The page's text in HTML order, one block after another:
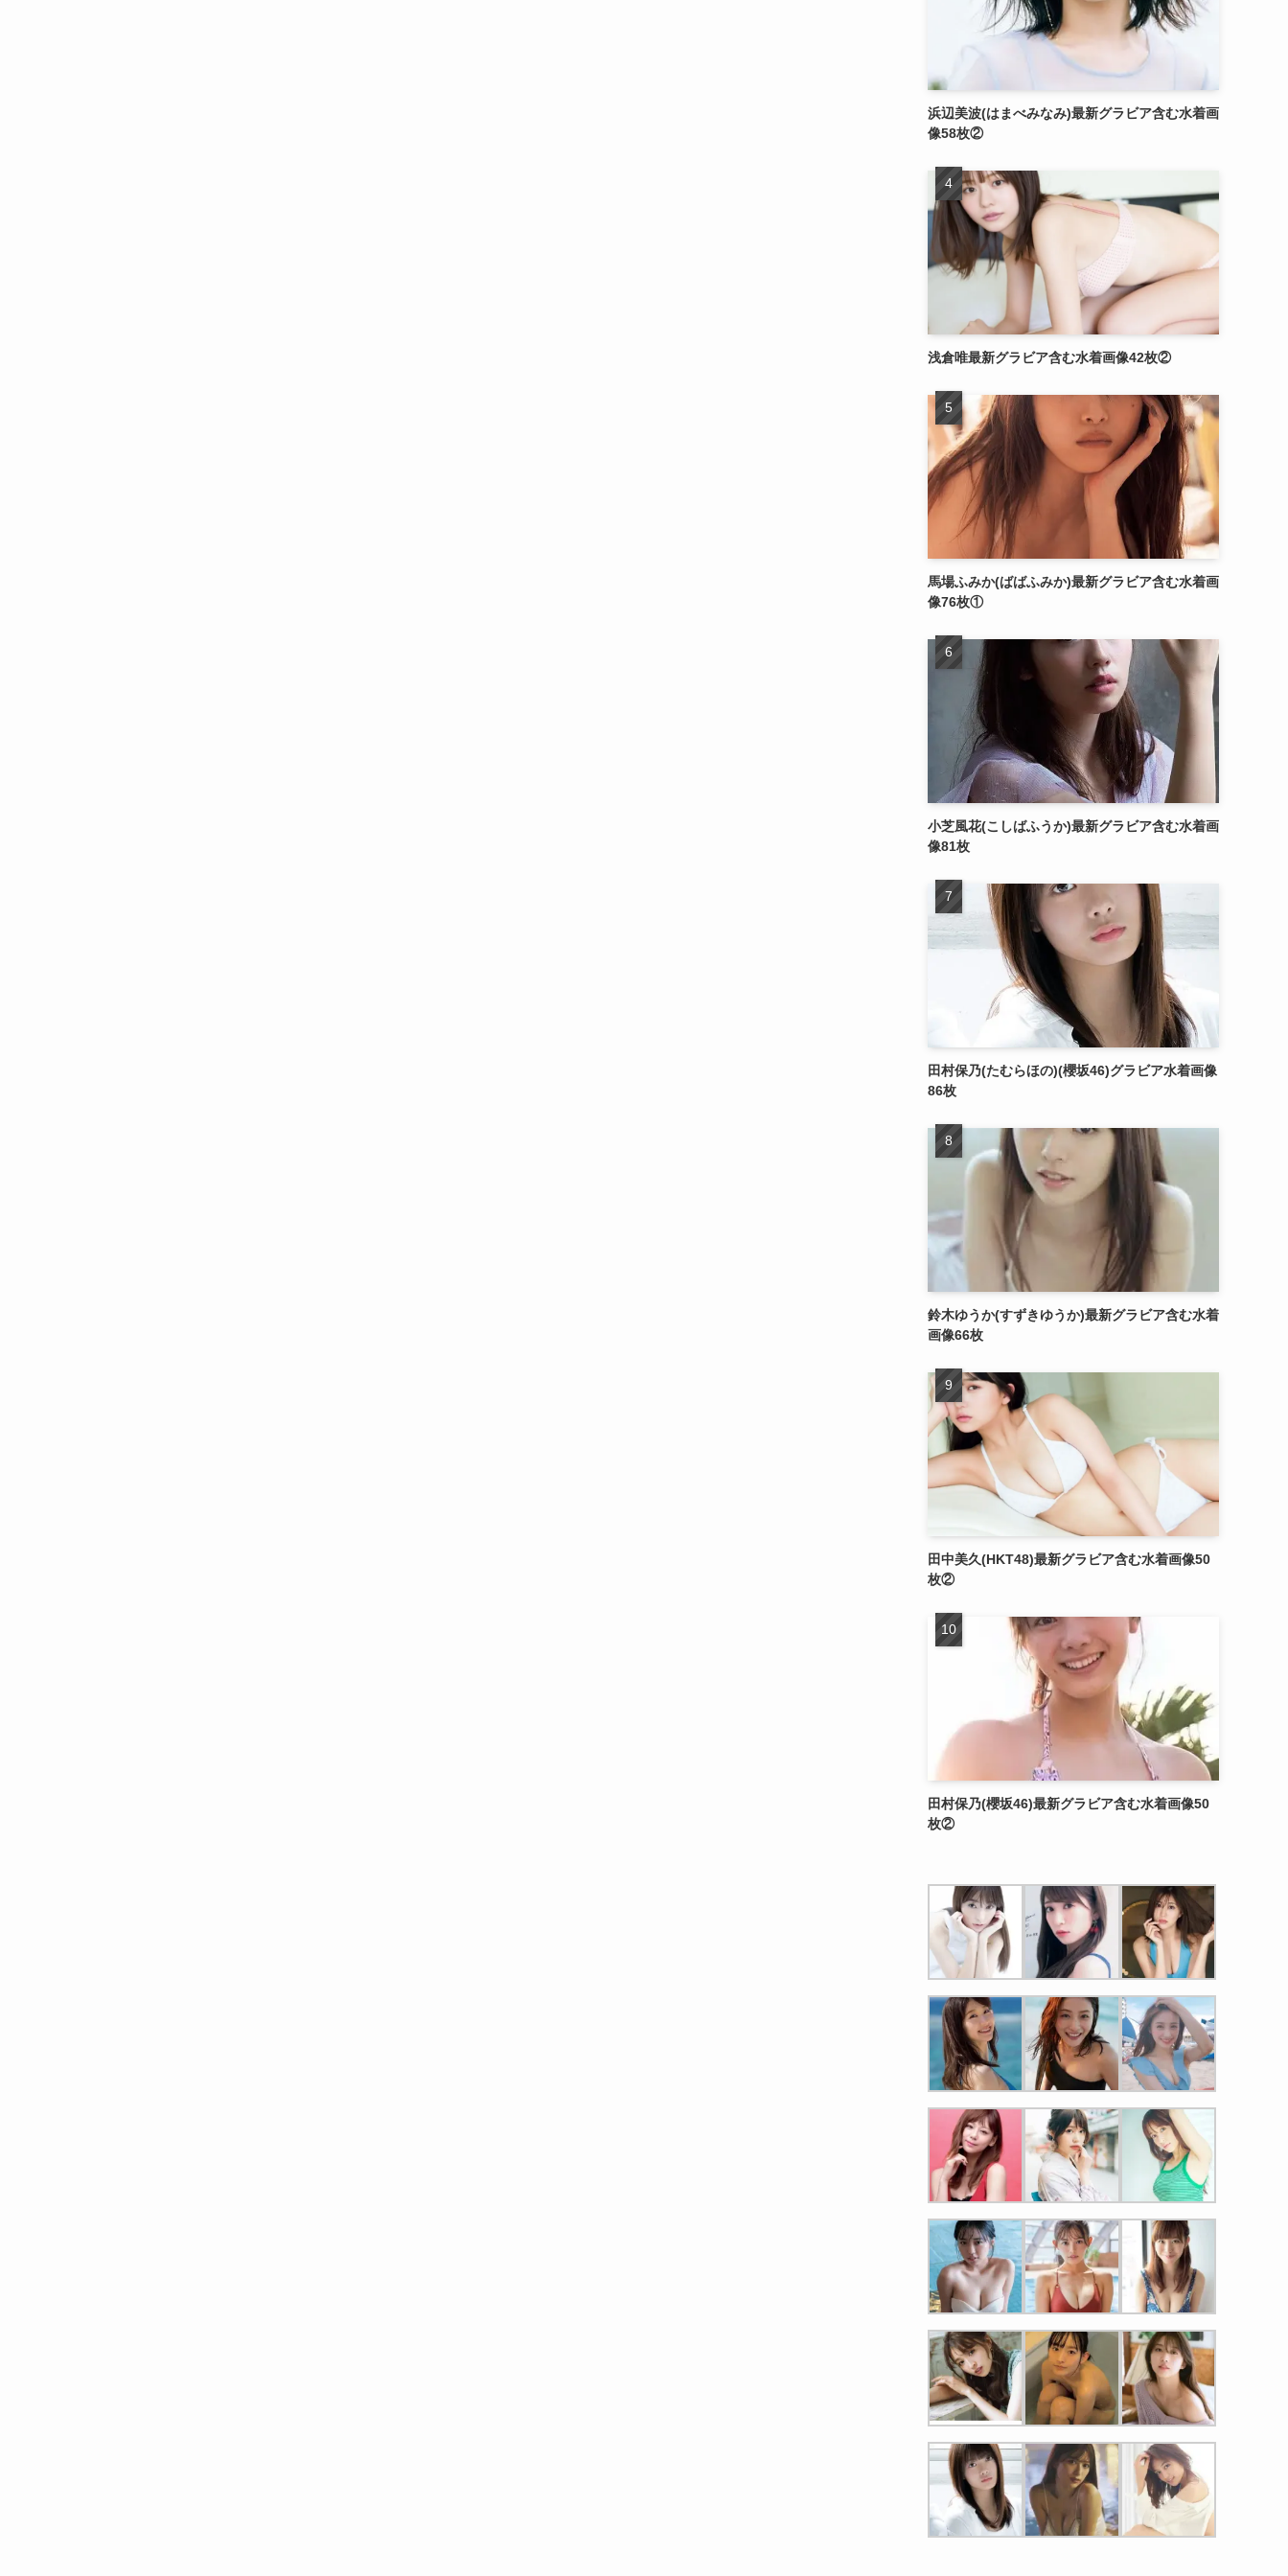
浜辺美波(はまべみなみ)最新グラビア含む水着画
像58枚②
浅倉唯最新グラビア含む水着画像42枚②
馬場ふみか(ばばふみか)最新グラビア含む水着画
像76枚①
小芝風花(こしばふうか)最新グラビア含む水着画
像81枚
田村保乃(たむらほの)(櫻坂46)グラビア水着画像
86枚
鈴木ゆうか(すずきゆうか)最新グラビア含む水着
画像66枚
田中美久(HKT48)最新グラビア含む水着画像50
枚②
田村保乃(櫻坂46)最新グラビア含む水着画像50
枚②